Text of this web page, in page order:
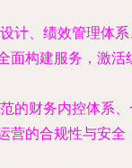
计、绩效管理体
面构建服务，激活
的财务内控体系
营的合规性与安全